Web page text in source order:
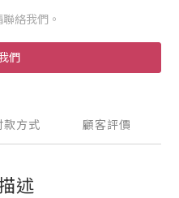
絡我們。
們
款方式 顧客評價
述